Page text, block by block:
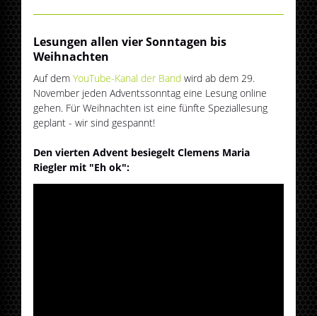
Lesungen allen vier Sonntagen bis
Weihnachten
Auf demYouTube-Kanal der Band wird ab dem 29.
November jeden Adventssonntag eine Lesung online
gehen. Für Weihnachten ist eine fünfte Speziallesung
geplant - wir sind gespannt!
Den vierten Advent besiegelt Clemens Maria
Riegler mit "Eh ok":